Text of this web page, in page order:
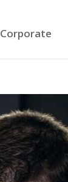
Corporate